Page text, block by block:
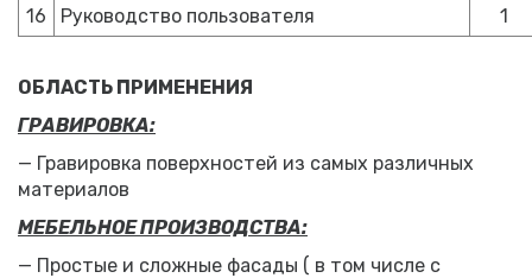
16
Руководство пользователя 1
ОБЛАСТЬ ПРИМЕНЕНИЯ
ГРАВИРОВКА:
— Гравировка поверхностей из самых различных
материалов
МЕБЕЛЬНОЕ ПРОИЗВОДСТВА:
— Простые и сложные фасады ( в том числе с